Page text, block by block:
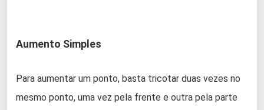
Aumento Simples
Para aumentar um ponto, basta tricotar duas vezes no
mesmo ponto, uma vez pela frente e outra pela parte